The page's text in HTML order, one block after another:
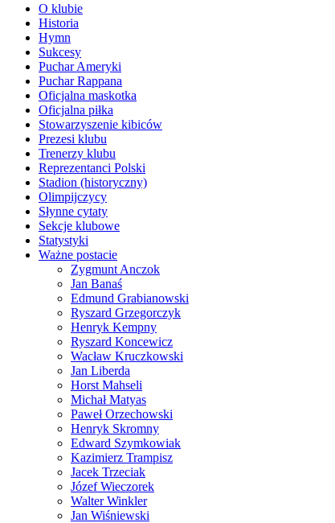
O klubie
Historia
Hymn
Sukcesy
Puchar Ameryki
Puchar Rappana
Oficjalna maskotka
Oficjalna piłka
Stowarzyszenie kibiców
Prezesi klubu
Trenerzy klubu
Reprezentanci Polski
Stadion (historyczny)
Olimpijczycy
Słynne cytaty
Sekcje klubowe
Statystyki
Ważne postacie
Zygmunt Anczok
Jan Banaś
Edmund Grabianowski
Ryszard Grzegorczyk
Henryk Kempny
Ryszard Koncewicz
Wacław Kruczkowski
Jan Liberda
Horst Mahseli
Michał Matyas
Paweł Orzechowski
Henryk Skromny
Edward Szymkowiak
Kazimierz Trampisz
Jacek Trzeciak
Józef Wieczorek
Walter Winkler
Jan Wiśniewski